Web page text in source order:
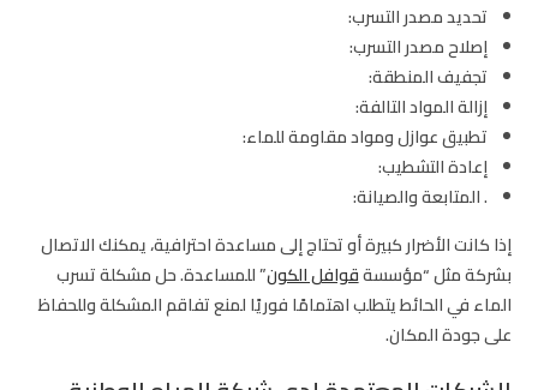
تحديد مصدر التسرب:
إصلاح مصدر التسرب:
تجفيف المنطقة:
إزالة المواد التالفة:
تطبيق عوازل ومواد مقاومة للماء:
إعادة التشطيب:
. المتابعة والصيانة:
إذا كانت الأضرار كبيرة أو تحتاج إلى مساعدة احترافية، يمكنك الاتصال
بشركة مثل “مؤسسةقوافل الكون” للمساعدة. حل مشكلة تسرب
الماء في الحائط يتطلب اهتمامًا فوريًا لمنع تفاقم المشكلة وللحفاظ
على جودة المكان.